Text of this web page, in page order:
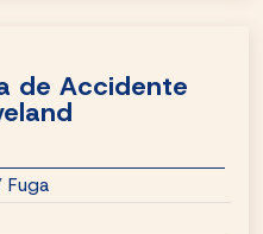
de Accidente
Fuga